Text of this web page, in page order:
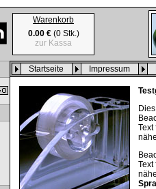
Warenkorb
0.00 €(0 Stk.)
zur Kassa
Startseite Impressum